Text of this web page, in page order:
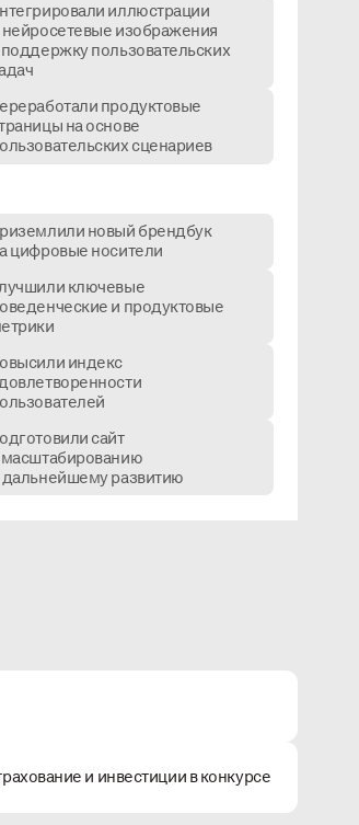
иллюстрации
нейросетевые изображения
поддержку пользовательских
продуктовые
на основе
сценариев
новый брендбук
цифровые носители
ключевые
и продуктовые
индекс
сайт
масштабированию
дальнейшему развитию
и инвестиции в конкурсе